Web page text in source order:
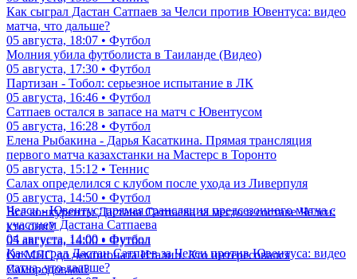
Как сыграл Дастан Сатпаев за Челси против Ювентуса: видео
матча, что дальше?
05 августа, 18:07 • Футбол
Молния убила футболиста в Таиланде (Видео)
05 августа, 17:30 • Футбол
Партизан - Тобол: серьезное испытание в ЛК
05 августа, 16:46 • Футбол
Сатпаев остался в запасе на матч с Ювентусом
05 августа, 16:28 • Футбол
Елена Рыбакина - Дарья Касаткина. Прямая трансляция
первого матча казахстанки на Мастерс в Торонто
05 августа, 15:12 • Теннис
Салах определился с клубом после ухода из Ливерпуля
05 августа, 14:50 • Футбол
Все конкуренты Дастана Сатпаева за место в составе Челси:
кто они?
05 августа, 14:00 • Футбол
От МЛС до чемпионата Италии. Кто интересовался
Самородовым?
Челси - Ювентус: прямая трансляция предсезонного матча с
участием Дастана Сатпаева
04 августа, 14:00 • Футбол
Как сыграл Дастан Сатпаев за Челси против Ювентуса: видео
матча, что дальше?